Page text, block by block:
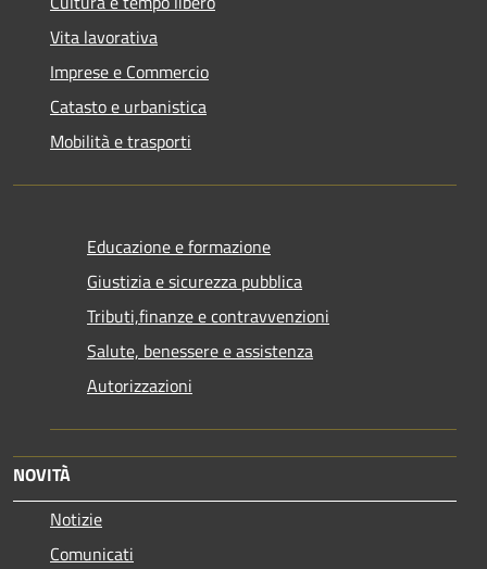
Vita lavorativa
Imprese e Commercio
Catasto e urbanistica
Mobilità e trasporti
Educazione e formazione
Giustizia e sicurezza pubblica
Tributi,finanze e contravvenzioni
Salute, benessere e assistenza
Autorizzazioni
NOVITÀ
Notizie
Comunicati